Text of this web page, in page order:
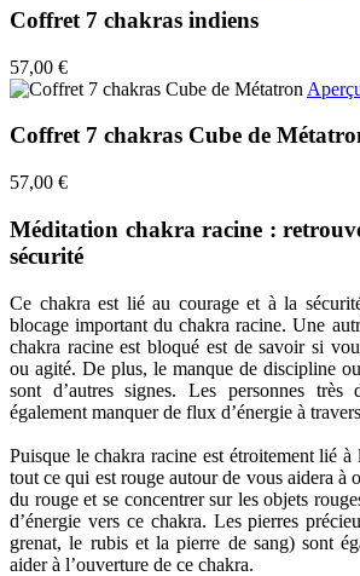
Coffret 7 chakras indiens
57,00 €
Coffret 7 chakras Cube de
57,00 €
Méditation chakra racine :
sécurité
Ce chakra est lié au courage et à la
blocage important du chakra racine. Une
chakra racine est bloqué est de savoir si
ou agité. De plus, le manque de discipline
sont d’autres signes. Les personnes très
également manquer de flux d’énergie à
Puisque le chakra racine est étroitement lié
tout ce qui est rouge autour de vous aidera à
du rouge et se concentrer sur les objets
d’énergie vers ce chakra. Les pierres
grenat, le rubis et la pierre de sang) sont
aider à l’ouverture de ce chakra.